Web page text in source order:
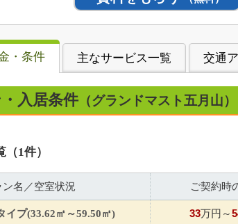
・条件 主なサービス一覧 交通
入居条件 （グランドマスト五月山）
1件）
ン名／空室状況 ご契約時
イプ(33.62㎡～59.50㎡) 33万円～